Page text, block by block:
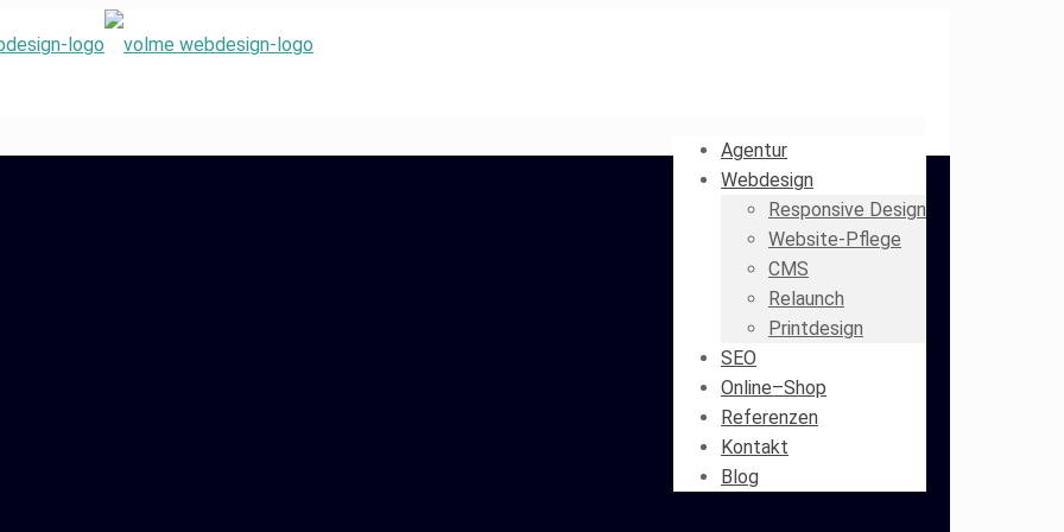
Agentur
Webdesign
Responsive Design
Website-Pflege
CMS
Relaunch
Printdesign
SEO
Online–Shop
Referenzen
Kontakt
Blog